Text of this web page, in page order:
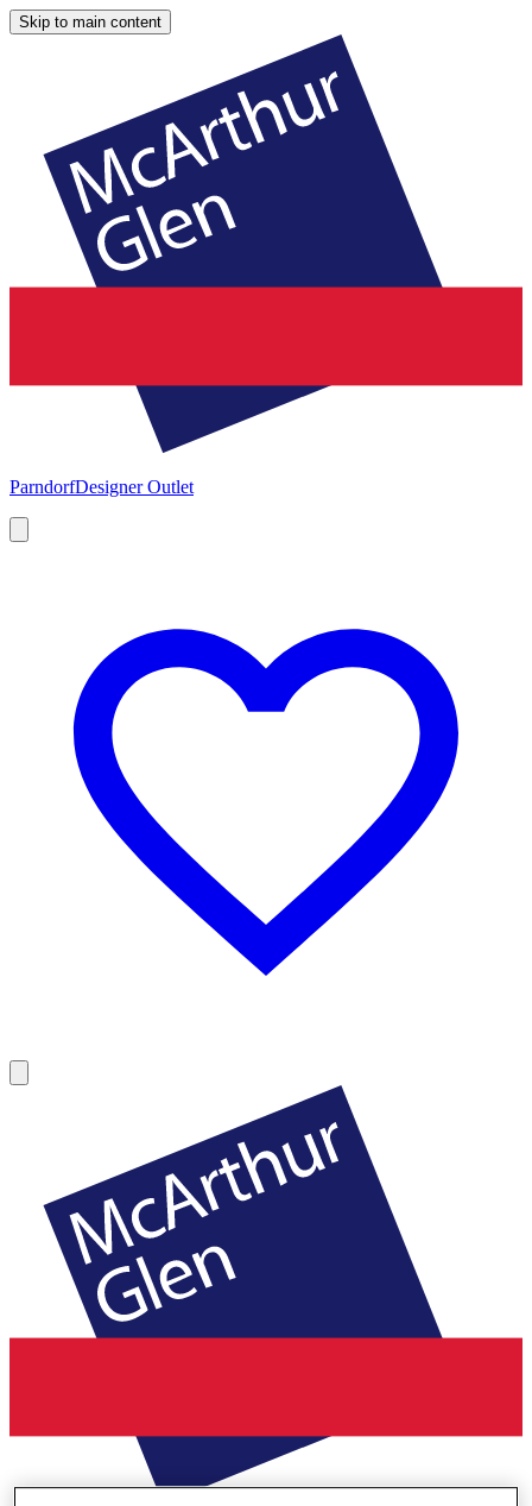
Skip to main content
ParndorfDesigner Outlet